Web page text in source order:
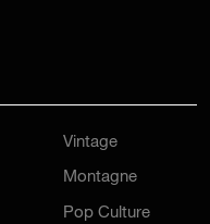
Vintage
Montagne
Pop Culture